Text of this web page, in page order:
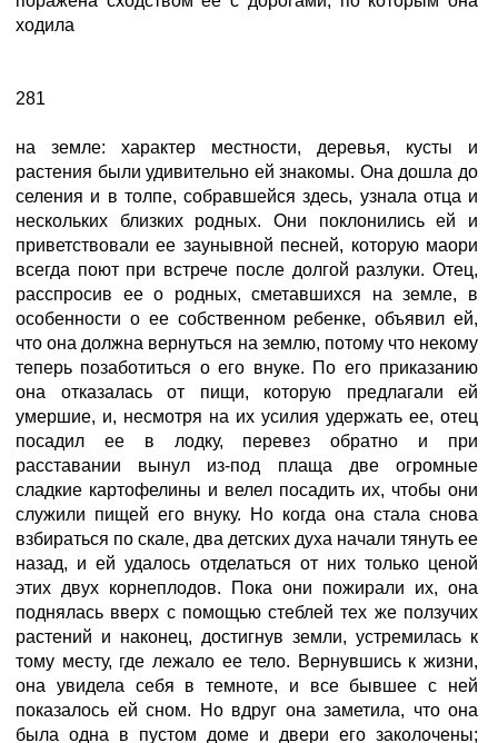
ходила
281
на земле: характер местности, деревья, кусты и
растения были удивительно ей знакомы. Она дошла до
селения и в толпе, собравшейся здесь, узнала отца и
нескольких близких родных. Они поклонились ей и
приветствовали ее заунывной песней, которую маори
всегда поют при встрече после долгой разлуки. Отец,
расспросив ее о родных, сметавшихся на земле, в
особенности о ее собственном ребенке, объявил ей,
что она должна вернуться на землю, потому что некому
теперь позаботиться о его внуке. По его приказанию
она отказалась от пищи, которую предлагали ей
умершие, и, несмотря на их усилия удержать ее, отец
посадил ее в лодку, перевез обратно и при
расставании вынул из-под плаща две огромные
сладкие картофелины и велел посадить их, чтобы они
служили пищей его внуку. Но когда она стала снова
взбираться по скале, два детских духа начали тянуть ее
назад, и ей удалось отделаться от них только ценой
этих двух корнеплодов. Пока они пожирали их, она
поднялась вверх с помощью стеблей тех же ползучих
растений и наконец, достигнув земли, устремилась к
тому месту, где лежало ее тело. Вернувшись к жизни,
она увидела себя в темноте, и все бывшее с ней
показалось ей сном. Но вдруг она заметила, что она
была одна в пустом доме и двери его заколочены;